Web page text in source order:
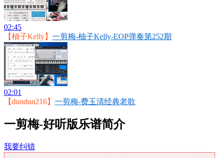
02:45
【柚子Kelly】 一剪梅-柚子Kelly-EOP弹奏第252期
02:01
【dundun216】 一剪梅-费玉清经典老歌
一剪梅-好听版乐谱简介
我要纠错